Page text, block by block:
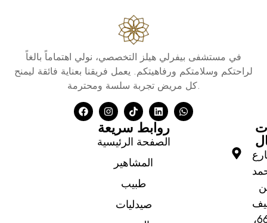
في مستشفى بيفرلي هيلز التخصصي، نولي اهتماماً بالغاً
لراحتكم وسلامتكم ورفاهيتكم. يعمل فريقنا بعناية فائقة ليمنح
كل مريض تجربة سلسة ومحترمة.
روابط سريعة
الصفحة الرئيسية
المشاهير
طبيب
صيدليات
669،